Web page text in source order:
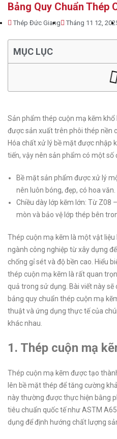
Bảng Quy Chuẩn Thép
Thép Đức Giang Tháng 11 12,
MỤC LỤC
Sản phẩm thép cuộn mạ kẽm khổ
được sản xuất trên phôi thép nền
Hóa chất xử lý bề mặt được nhập
tiến, vậy nên sản phẩm có một số
Bề mặt sản phẩm được xử lý
nên luôn bóng, đẹp, có hoa văn.
Chiều dày lớp kẽm lớn: Từ Z08
mòn và bảo vệ lớp thép bên
Thép cuộn mạ kẽm là một vật
ngành công nghiệp từ xây dựng
chống gỉ sét và độ bền cao. Hiểu
thép cuộn mạ kẽm là rất quan
quả trong sử dụng. Bài viết này
bảng quy chuẩn thép cuộn mạ
thuật và ứng dụng thực tế của
khác nhau.
1. Thép cuộn mạ
Thép cuộn mạ kẽm được tạo
lên bề mặt thép để tăng cường
này thường được thực hiện bằng
tiêu chuẩn quốc tế như ASTM
dụng để định hướng chất lượng